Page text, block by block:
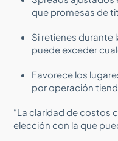
que promesas de
Si retienes durante
puede exceder
Favorece los
por operación
“La claridad de costos
elección con la que